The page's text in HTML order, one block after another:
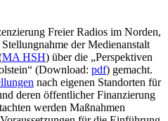
Freier Radios im Norden,
der Medienanstalt
MA HSH) über die „Perspektiven
(Download: pdf) gemacht.
nach eigenen Standorten für
deren öffentlicher Finanzierung
werden Maßnahmen